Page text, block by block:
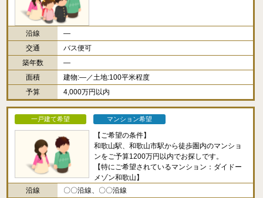
沿線
―
交通
バス便可
築年数
―
面積
建物:―／土地:100平米程度
予算
4,000万円以内
一戸建て希望 マンション希望
【ご希望の条件】
和歌山駅、和歌山市駅から徒歩圏内のマンショ
ンをご予算1200万円以内でお探しです。
【特にご希望されているマンション：ダイドー
メゾン和歌山】
沿線
〇〇沿線、〇〇沿線